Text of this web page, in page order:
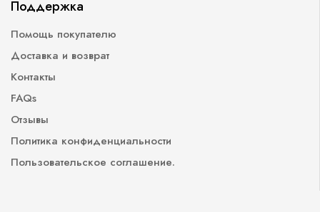
Поддержка
Помощь покупателю
Доставка и возврат
Контакты
FAQs
Отзывы
Политика конфиденциальности
Пользовательское соглашение.